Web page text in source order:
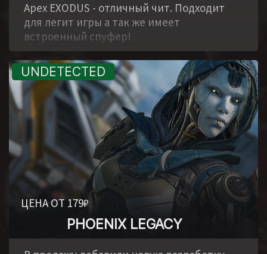
Apex EXODUS - отличный чит. Подходит
для легит игры а так же имеет
встроенный спуфер!
ЦЕНА ОТ 179₽
PHOENIX LEGACY